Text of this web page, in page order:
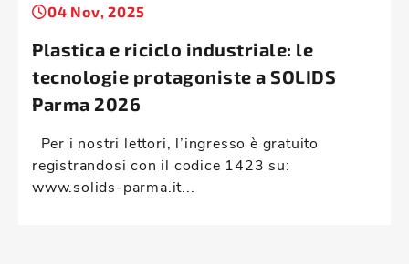
04 Nov, 2025
Plastica e riciclo industriale: le
tecnologie protagoniste a SOLIDS
Parma 2026
Per i nostri lettori, l’ingresso è gratuito
registrandosi con il codice 1423 su:
www.solids-parma.it...